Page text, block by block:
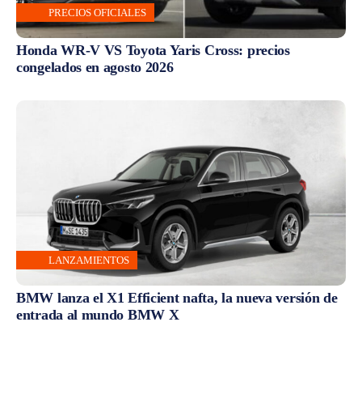
PRECIOS OFICIALES
Honda WR-V VS Toyota Yaris Cross: precios
congelados en agosto 2026
LANZAMIENTOS
BMW lanza el X1 Efficient nafta, la nueva versión de
entrada al mundo BMW X